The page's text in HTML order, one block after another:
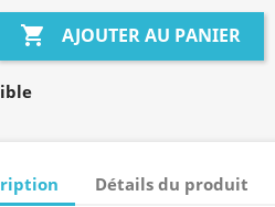
 AJOUTER AU PANIER
Détails du produit